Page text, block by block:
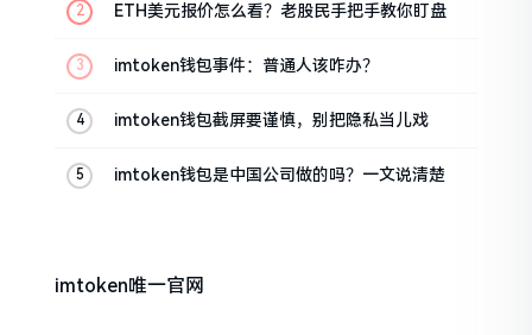
ETH美元报价怎么看？老股民手把手教你盯盘
imtoken钱包事件：普通人该咋办？
imtoken钱包截屏要谨慎，别把隐私当儿戏
imtoken钱包是中国公司做的吗？一文说清楚
imtoken唯一官网